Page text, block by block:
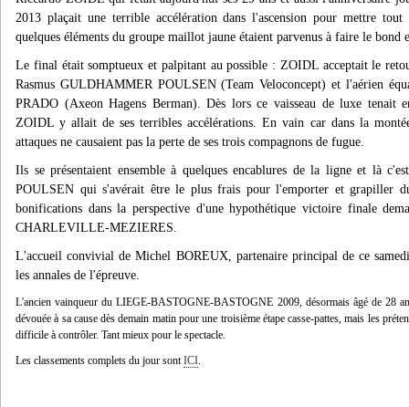
2013 plaçait une terrible accélération dans l'ascension pour mettre
quelques éléments du groupe maillot jaune étaient parvenus à faire le bond
Le final était somptueux et palpitant au possible : ZOIDL acceptait le
Rasmus GULDHAMMER POULSEN (Team Veloconcept) et l'aérien
PRADO (Axeon Hagens Berman). Dès lors ce vaisseau de luxe tenait
ZOIDL y allait de ses terribles accélérations. En vain car dans la
attaques ne causaient pas la perte de ses trois compagnons de fugue.
Ils se présentaient ensemble à quelques encablures de la ligne et là
POULSEN qui s'avérait être le plus frais pour l'emporter et grapiller du
bonifications dans la perspective d'une hypothétique victoire finale
CHARLEVILLE-MEZIERES.
L'accueil convivial de Michel BOREUX, partenaire principal de ce
les annales de l'épreuve.
L'ancien vainqueur du LIEGE-BASTOGNE-BASTOGNE 2009, désormais âgé de 28
dévouée à sa cause dès demain matin pour une troisième étape casse-pattes, mais les
difficile à contrôler. Tant mieux pour le spectacle.
Les classements complets du jour sontICI.